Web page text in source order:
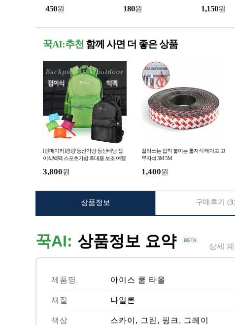
450원 180원 1,150원
꾹AI:추천 함께 사면 더 좋은 상품
[민메이커]경량 등산가방 등산배낭 접
이식백팩 스포츠가방 휴대용 보조 여행
3,800원
잘라쓰는 접착 붙이는 롤자석 테이프 고
무자석 3M 5M
1,400원
꾹AI: 상품정보 요약 상세
제품명 아이스 쿨 타올
재질 나일론
색상 스카이, 그린, 핑크, 그레이
상품정보 구매후기 (3